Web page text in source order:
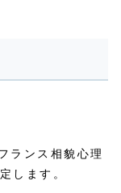
ランス相貌心理
します。